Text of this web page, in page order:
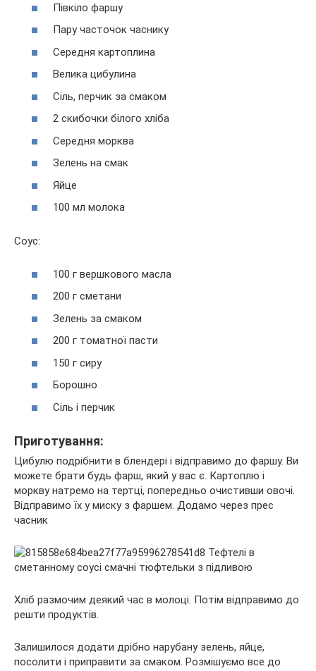
Півкіло фаршу
Пару часточок часнику
Середня картоплина
Велика цибулина
Сіль, перчик за смаком
2 скибочки білого хліба
Середня морква
Зелень на смак
Яйце
100 мл молока
Соус:
100 г вершкового масла
200 г сметани
Зелень за смаком
200 г томатної пасти
150 г сиру
Борошно
Сіль і перчик
Приготування:
Цибулю подрібнити в блендері і відправимо до фаршу. Ви
можете брати будь фарш, який у вас є. Картоплю і
моркву натремо на тертці, попередньо очистивши овочі.
Відправимо їх у миску з фаршем. Додамо через прес
часник
Хліб размочим деякий час в молоці. Потім відправимо до
решти продуктів.
Залишилося додати дрібно нарубану зелень, яйце,
посолити і приправити за смаком. Розмішуємо все до